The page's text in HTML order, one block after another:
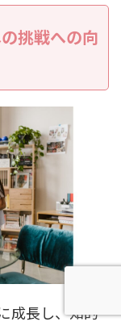
挑戦への向
成長し、知的